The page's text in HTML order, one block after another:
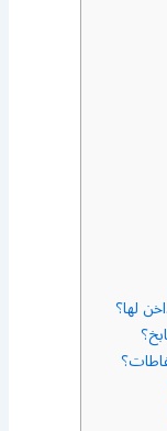
لها؟